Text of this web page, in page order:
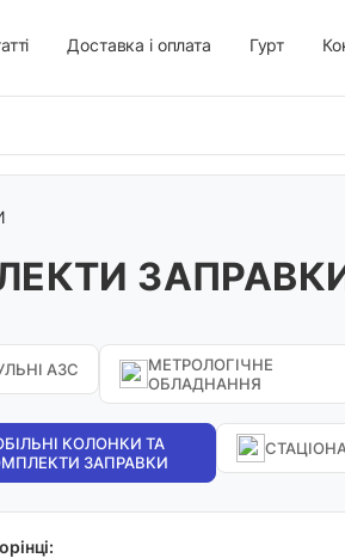
Доставка і оплата Гурт
АЗС
МЕТРОЛОГІЧНЕ
ОБЛАДНАННЯ
КОЛОНКИ ТА
ЗАПРАВКИ